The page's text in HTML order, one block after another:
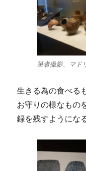
筆者撮影、マド
生きる為の食べる
お守りの様なもの
録を残すようにな